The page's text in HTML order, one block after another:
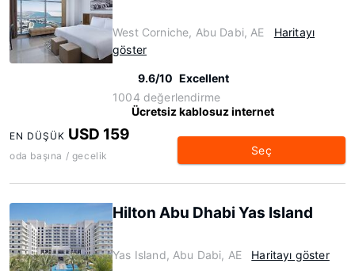
West Corniche, Abu Dabi, AE
Haritayı
göster
9.6/10 Excellent
1004 değerlendirme
Ücretsiz kablosuz internet
EN DÜŞÜK USD 159
oda başına / gecelik Seç
Hilton Abu Dhabi Yas Island
Yas Island, Abu Dabi, AE Haritayı göster